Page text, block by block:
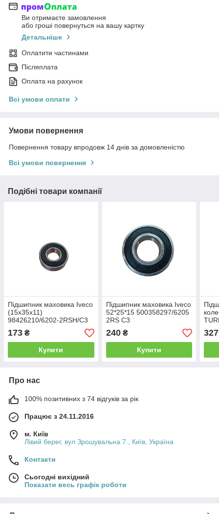
Ви отримаєте замовлення
або гроші повернуться на вашу картку
Детальніше
Оплатити частинами
Післяплата
Оплата на рахунок
Всі умови оплати
Умови повернення
Повернення товару впродовж 14 днів за домовленістю
Всі умови повернення
Подібні товари компанії
Підшипник маховика Iveco
(15х35х11)
98426210/6202-2RSH/C3
173 ₴
Купити
Підшипник маховика Iveco
52*25*15 500358297/6205
2RS C3
240₴
Купити
327
Про нас
100% позитивних з 74 відгуків за рік
Працює з 24.11.2016
м. Київ
Лівий берег, вул Зрошувальна 7., Київ, Україна
Контакти
Сьогодні вихідний
Показати весь графік роботи